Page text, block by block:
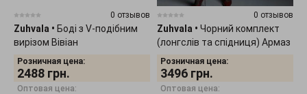
0 отзывов
Zuhvala • Боді з V-подібним
вирізом Вівіан
Розничная цена:
2488 грн.
Оптовая цена:
0 отзывов
Zuhvala • Чорний комплект
(лонгслів та спідниця) Армаз
Розничная цена:
3496 грн.
Оптовая цена: